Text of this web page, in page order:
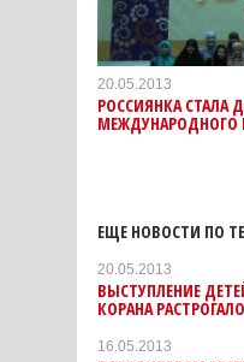
20.05.2013
РОССИЯНКА
МЕЖДУНАРОДНОГО
ЕЩЕ НОВОСТИ ПО
20.05.2013
ВЫСТУПЛЕНИЕ
КОРАНА
16.05.2013